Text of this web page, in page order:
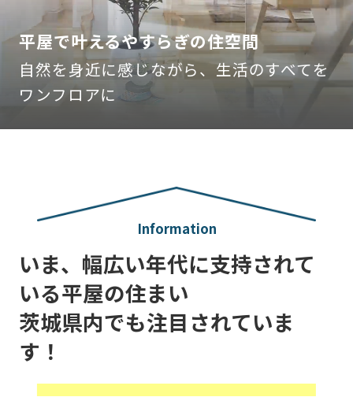
平屋で叶えるやすらぎの住空間
自然を身近に感じながら、生活のすべてを
ワンフロアに
Information
いま、幅広い年代に支持されて
いる平屋の住まい​
茨城県内でも注目されていま
す！​